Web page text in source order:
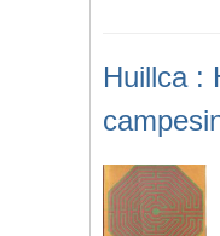
Huillca :